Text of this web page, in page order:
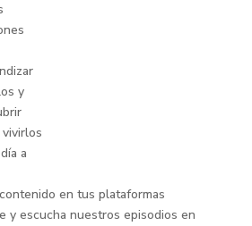
y
a
en tus plataformas
y escucha nuestros episodios en